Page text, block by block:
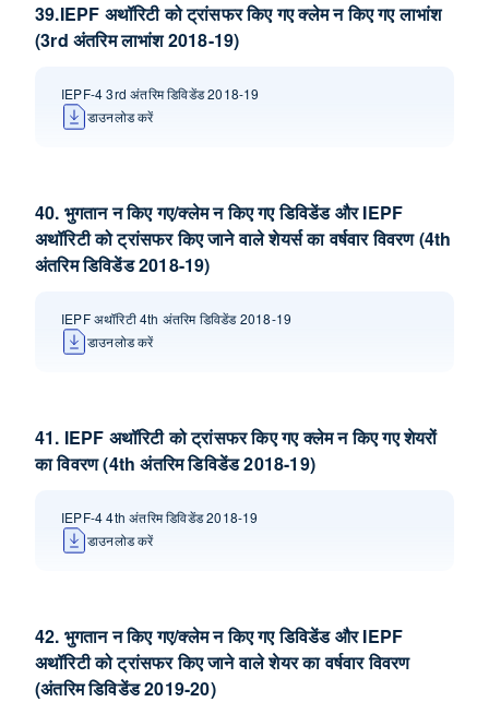
39.IEPF अथॉरिटी को ट्रांसफर किए गए क्लेम न किए गए लाभांश
(3rd अंतरिम लाभांश 2018-19)
IEPF-4 3rd अंतरिम डिविडेंड 2018-19
डाउनलोड करें
40. भुगतान न किए गए/क्लेम न किए गए डिविडेंड और IEPF
अथॉरिटी को ट्रांसफर किए जाने वाले शेयर्स का वर्षवार विवरण (4th
अंतरिम डिविडेंड 2018-19)
IEPF अथॉरिटी 4th अंतरिम डिविडेंड 2018-19
डाउनलोड करें
41. IEPF अथॉरिटी को ट्रांसफर किए गए क्लेम न किए गए शेयरों
का विवरण (4th अंतरिम डिविडेंड 2018-19)
IEPF-4 4th अंतरिम डिविडेंड 2018-19
डाउनलोड करें
42. भुगतान न किए गए/क्लेम न किए गए डिविडेंड और IEPF
अथॉरिटी को ट्रांसफर किए जाने वाले शेयर का वर्षवार विवरण
(अंतरिम डिविडेंड 2019-20)